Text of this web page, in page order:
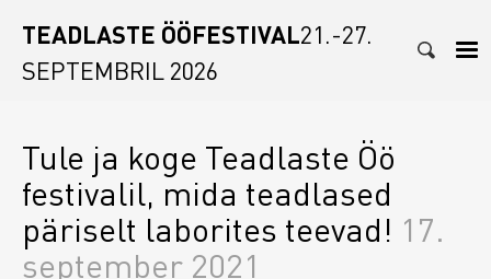
TEADLASTE ÖÖFESTIVAL21.-27.
SEPTEMBRIL 2026
Tule ja koge Teadlaste Öö
festivalil, mida teadlased
päriselt laborites teevad! 17.
september 2021